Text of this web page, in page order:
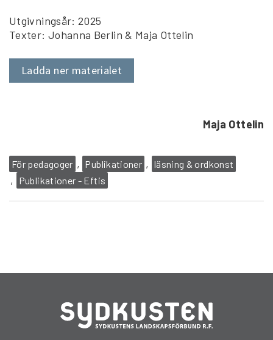
För pedagoger Publikationer
läsning & ordkonst
Publikationer - Eftis
Utgivningsår: 2025
Texter: Johanna Berlin & Maja Ottelin
Ladda ner materialet
Maja Ottelin